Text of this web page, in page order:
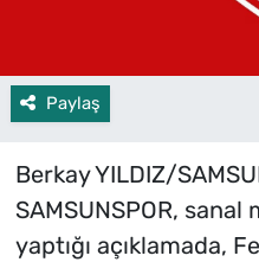
Paylaş
Berkay YILDIZ/
SAMSUNSPOR,
yaptığı açıklamada,